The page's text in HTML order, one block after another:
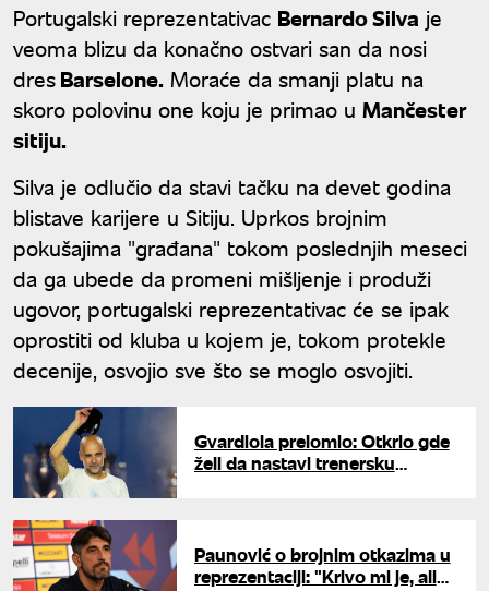
Portugalski reprezentativac Bernardo Silva je
veoma blizu da konačno ostvari san da nosi
dresBarselone. Moraće da smanji platu na
skoro polovinu one koju je primao u Mančester
sitiju.
Silva je odlučio da stavi tačku na devet godina
blistave karijere u Sitiju. Uprkos brojnim
pokušajima "građana" tokom poslednjih meseci
da ga ubede da promeni mišljenje i produži
ugovor, portugalski reprezentativac će se ipak
oprostiti od kluba u kojem je, tokom protekle
decenije, osvojio sve što se moglo osvojiti.
Gvardiola prelomio: Otkrio gde
želi da nastavi trenersku
Paunović o brojnim otkazima u
reprezentaciji: "Krivo mi je, ali